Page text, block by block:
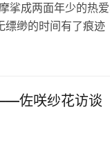
挲成两面年少的热
缥缈的时间有了痕
佐咲纱花访谈